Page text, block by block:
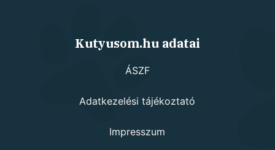
Kutyusom.hu adatai
ÁSZF
Adatkezelési tájékoztató
Impresszum